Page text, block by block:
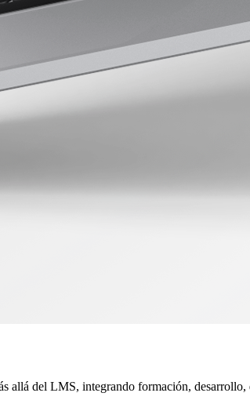
allá del LMS, integrando formación,